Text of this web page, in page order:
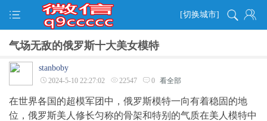
[切换城市]
气场无敌的俄罗斯十大美女模特
stanboby
2024-5-10 22:27:02 22547 0 看全部
在世界各国的超模军团中，俄罗斯模特一向有着稳固的地
位，俄罗斯美人修长匀称的骨架和特别的气质在美人模特中